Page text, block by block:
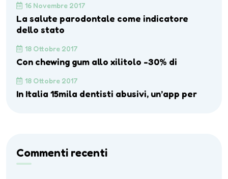
16 Novembre 2017
La salute parodontale come indicatore
dello stato
18 Ottobre 2017
Con chewing gum allo xilitolo -30% di
18 Ottobre 2017
In Italia 15mila dentisti abusivi, un’app per
Commenti recenti